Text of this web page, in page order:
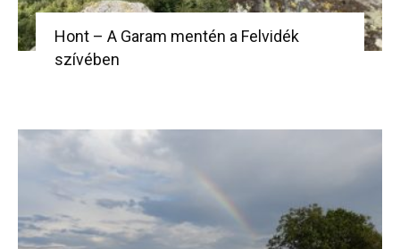
Hont – A Garam mentén a Felvidék
szívében